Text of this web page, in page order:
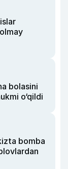
bolasini
o‘qildi
bomba